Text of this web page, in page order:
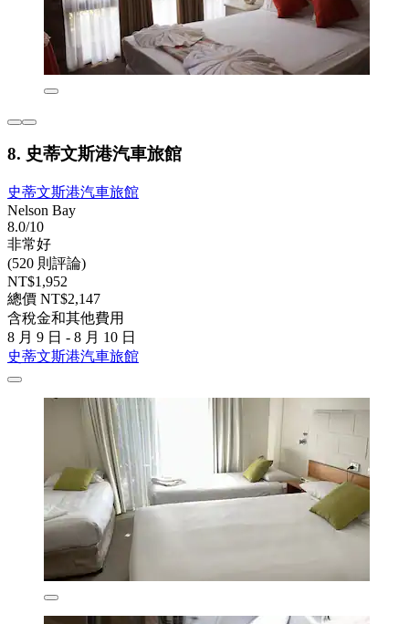
8. 史蒂文斯港汽車旅館
史蒂文斯港汽車旅館
Nelson Bay
8.0/10
非常好
(520 則評論)
NT$1,952
總價 NT$2,147
含稅金和其他費用
8 月 9 日 - 8 月 10 日
史蒂文斯港汽車旅館